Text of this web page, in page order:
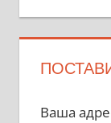
Ваша